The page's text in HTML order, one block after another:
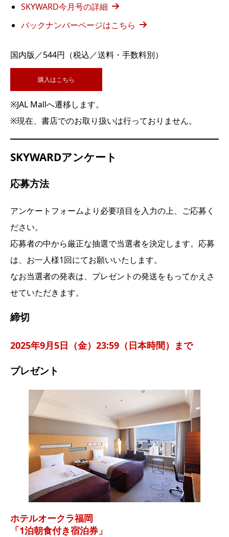
SKYWARD今月号の詳細
バックナンバーページはこちら
国内版／544円（税込／送料・手数料別）
購入はこちら
※JAL Mallへ遷移します。
※現在、書店でのお取り扱いは行っておりません。
SKYWARDアンケート
応募方法
アンケートフォームより必要項目を入力の上、ご応募く
ださい。
応募者の中から厳正な抽選で当選者を決定します。応募
は、お一人様1回にてお願いいたします。
なお当選者の発表は、プレゼントの発送をもってかえさ
せていただきます。
締切
2025年9月5日（金）23:59（日本時間）まで
プレゼント
ホテルオークラ福岡
「1泊朝食付き宿泊券」